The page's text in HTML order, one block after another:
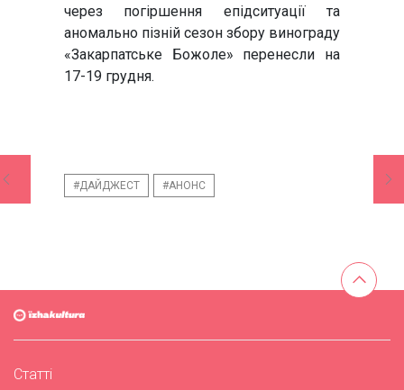
через погіршення епідситуації та
аномально пізній сезон збору винограду
«Закарпатське Божоле» перенесли на
17-19 грудня.
#ДАЙДЖЕСТ #АНОНС
Статті